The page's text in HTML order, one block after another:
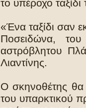
το υπέροχο
«Ένα ταξίδι σαν
Ποσειδώνα,
αστρόβλητου
Λιαντίνης.
Ο σκηνοθέτης θα
του υπαρκτικού